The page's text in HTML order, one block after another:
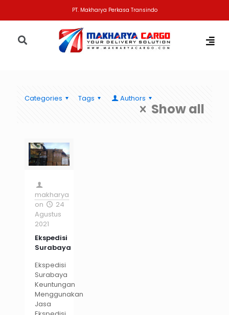
PT. Makharya Perkasa Transindo
Categories Tags Authors
Show all
makharya
on
24
Agustus
2021
Ekspedisi
Surabaya
Ekspedisi
Surabaya
Keuntungan
Menggunakan
Jasa